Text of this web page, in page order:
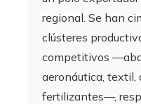
regional. Se han
clústeres
competitivos
aeronáutica, textil,
fertilizantes—,